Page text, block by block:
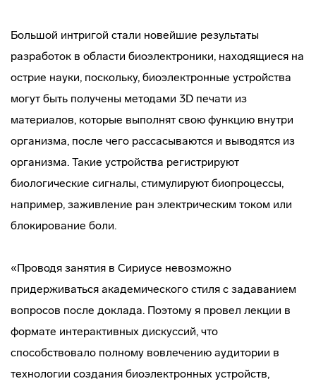
Большой интригой стали новейшие результаты
разработок в области биоэлектроники, находящиеся на
острие науки, поскольку, биоэлектронные устройства
могут быть получены методами 3D печати из
материалов, которые выполнят свою функцию внутри
организма, после чего рассасываются и выводятся из
организма. Такие устройства регистрируют
биологические сигналы, стимулируют биопроцессы,
например, заживление ран электрическим током или
блокирование боли.
«Проводя занятия в Сириусе невозможно
придерживаться академического стиля с задаванием
вопросов после доклада. Поэтому я провел лекции в
формате интерактивных дискуссий, что
способствовало полному вовлечению аудитории в
технологии создания биоэлектронных устройств,